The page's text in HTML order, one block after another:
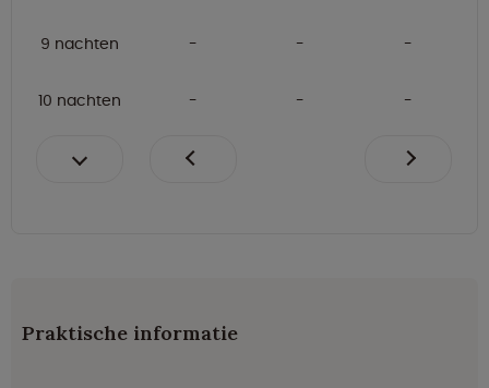
9 nachten
10 nachten
Praktische informatie